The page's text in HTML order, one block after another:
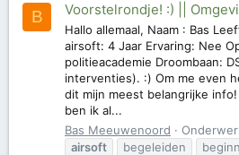
B Voorstelrondje! :) ||
Hallo allemaal, Naam : Bas
airsoft: 4 Jaar Ervaring: Nee
politieacademie Droombaan:
interventies). :) Om me even
dit mijn meest belangrijke
ben ik al...
Bas Meeuwenoord
airsoft
begeleiden